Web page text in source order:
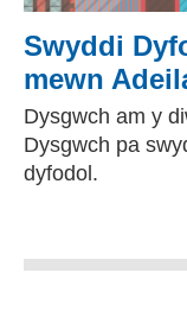
Swyddi
mewn
Dysgwch am y
Dysgwch pa
dyfodol.